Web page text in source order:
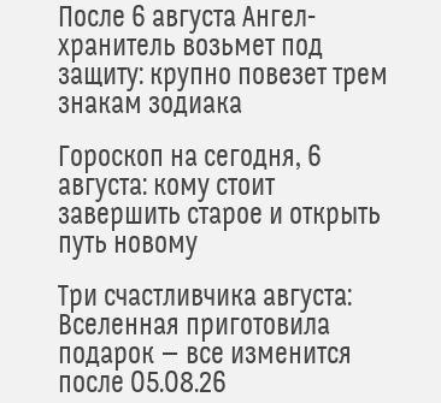
После 6 августа Ангел-
хранитель возьмет под
защиту: крупно повезет трем
знакам зодиака
Гороскоп на сегодня, 6
августа: кому стоит
завершить старое и открыть
путь новому
Три счастливчика августа:
Вселенная приготовила
подарок — все изменится
после 05.08.26